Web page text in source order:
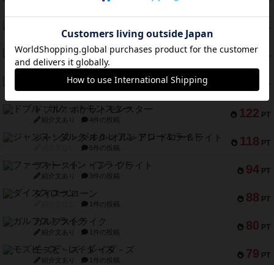
PT
紹介文あり 1件の投稿
152 PT
クルティボ
紹介文なし 1件の投稿
PT
ブラヴェスト
紹介文なし 1件の投稿
122 PT
ドブル：ポケットモンスター
紹介文あり 4件の投稿
118 PT
ジャンヌ・ダルク-オルレアン ドロー＆ライト
5件の投稿
94 PT
ファースト・イン・フライト
紹介文あり 3件の投稿
88 PT
ダイススローン
1件の投稿
80 PT
ガルフストライク
紹介文あり 1件の投稿
79 PT
モズビ－ズ・レイダ－ズ
紹介文あり 1件の投稿